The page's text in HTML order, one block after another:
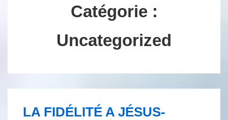
Catégorie :
Uncategorized
LA FIDÉLITÉ A JÉSUS-